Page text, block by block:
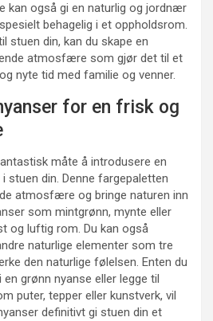
kan også gi en naturlig og jordnær
behagelig i et oppholdsrom.
stuen din, kan du skape en
atmosfære som gjør det til et
nyte tid med familie og venner.
for en frisk og
måte å introdusere en
stuen din. Denne fargepaletten
atmosfære og bringe naturen inn
som mintgrønn, mynte eller
og luftig rom. Du kan også
naturlige elementer som tre
den naturlige følelsen. Enten du
grønn nyanse eller legge til
puter, tepper eller kunstverk, vil
definitivt gi stuen din et